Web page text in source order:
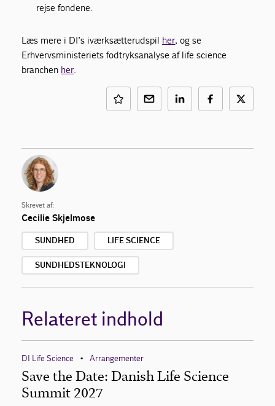
rejse fondene.
Læs mere i DI’s iværksætterudspil her, og se
Erhvervsministeriets fodtryksanalyse af life science
branchen her.
Skrevet af:
Cecilie Skjelmose
SUNDHED LIFE SCIENCE
SUNDHEDSTEKNOLOGI
Relateret indhold
DI Life Science • Arrangementer
Save the Date: Danish Life Science
Summit 2027